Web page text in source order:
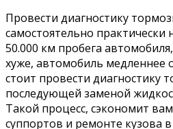
Провести диагностику
самостоятельно практически
50.000 км пробега
хуже, автомобиль медленнее
стоит провести диагностику
последующей заменой
Такой процесс, сэкономит
суппортов и ремонте кузова